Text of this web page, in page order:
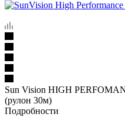
Sun Vision HIGH
(рулон 30м)
Подробности